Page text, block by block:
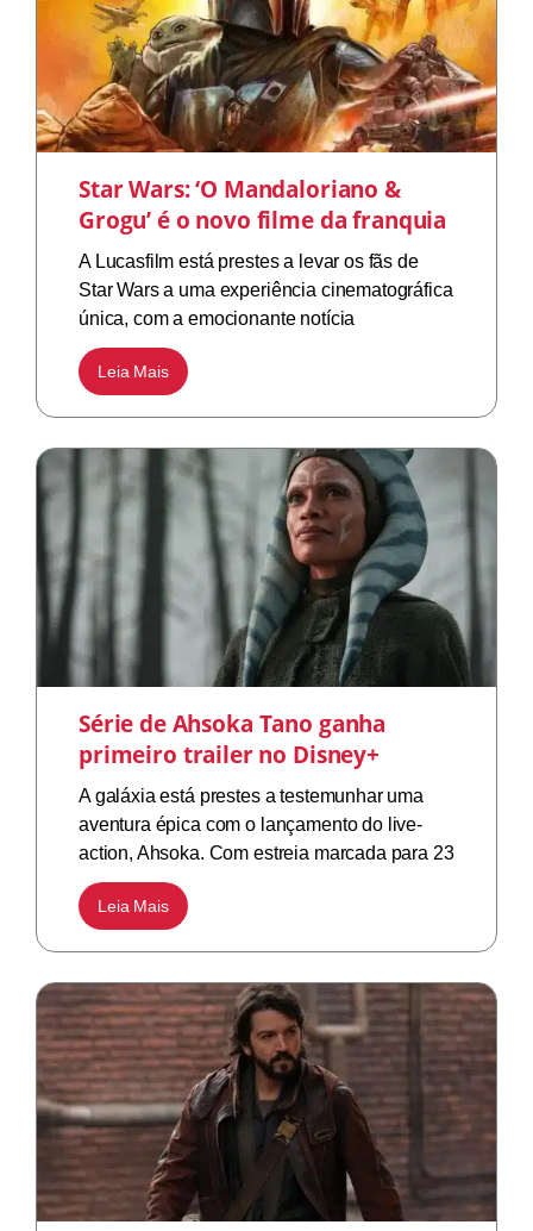
Star Wars: ‘O Mandaloriano &
Grogu’ é o novo filme da franquia
A Lucasfilm está prestes a levar os fãs de
Star Wars a uma experiência cinematográfica
única, com a emocionante notícia
Leia Mais
Série de Ahsoka Tano ganha
primeiro trailer no Disney+
A galáxia está prestes a testemunhar uma
aventura épica com o lançamento do live-
action, Ahsoka. Com estreia marcada para 23
Leia Mais